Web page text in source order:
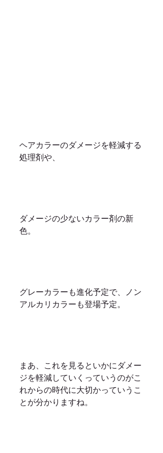
ヘアカラーのダメージを軽減する
処理剤や、
ダメージの少ないカラー剤の新
色。
グレーカラーも進化予定で、ノン
アルカリカラーも登場予定。
まあ、これを見るといかにダメー
ジを軽減していくっていうのがこ
れからの時代に大切かっていうこ
とが分かりますね。